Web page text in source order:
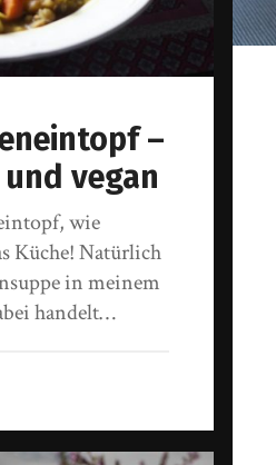
–
vegan
wie
Küche! Natürlich
in meinem
handelt…